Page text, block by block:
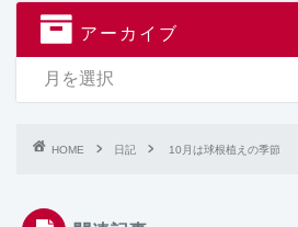
アーカイブ
HOME 日記 10月は球根植えの季節